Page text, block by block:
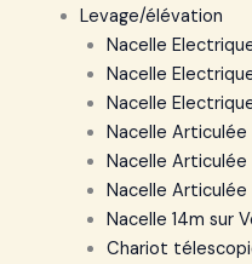
Levage/élévation
Nacelle
Nacelle
Nacelle
Nacelle Articulée
Nacelle Articulée
Nacelle
Nacelle 14m sur
Chariot